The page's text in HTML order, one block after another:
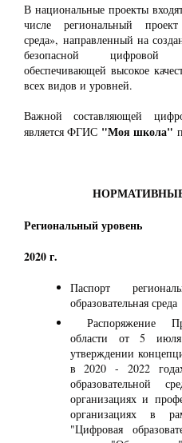
В национальные проекты
числе региональный проект
среда», направленный на
безопасной цифровой
обеспечивающей высокое
всех видов и уровней.
Важной составляющей
является ФГИС "Моя школа"
Региональный уровень
2020 г.
Паспорт
образовательная среда
Распоряжение
области от 5
утверждении
в 2020 - 2022
образовательной
организациях и
организациях в
"Цифровая